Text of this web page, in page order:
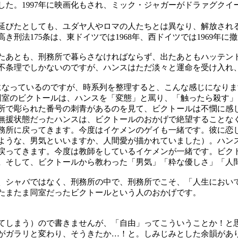
。1997年に映画化もされ、ミック・ジャガーがドラァグク
たとしても、ユダヤ人やロマの人たちとは異なり、解放され
刑法175条は、東ドイツでは1968年、西ドイツでは1969年に
とも、刑務所で暮らさなければならず、出たあともハッテン
理でしかないのですが、ハンスはただ淡々と運命を受け入れ
ているのですが、時系列を整理すると、こんな感じになりま
のビクトールは、ハンスを「変態」と罵り、「触ったら殺す
彫られた番号の刺青があるのを見て、ビクトールは不憫に
状態だったハンスは、ビクトールのおかげで絶望することな
に戻ってきます。今度はイケメンのゲイも一緒です。彼に
な、男気といいますか、人間愛が描かれていました）。ハン
てきます。今度は教師をしているイケメンが一緒です。ビ
して、ビクトールから教わった「男気」「粋な優しさ」「人
ャバではなく、刑務所の中で、刑務所でこそ、「人生にお
たま同室だったビクトールという人のおかげです。
まう）ので書きませんが、「自由」ってこういうことか！
ラリと変わり、そうきたか…！と。しみじみとした余韻があ